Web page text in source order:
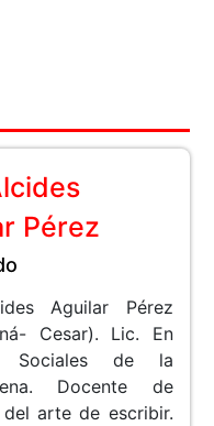
Pérez
Aguilar Pérez
Cesar). Lic. En
Sociales de la
Docente de
del arte de escribir.